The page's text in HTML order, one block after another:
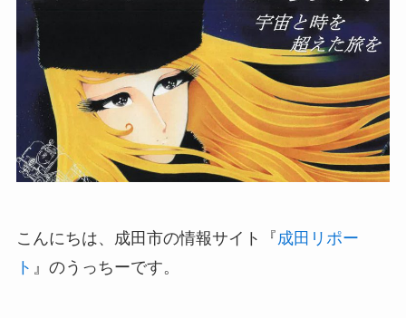
こんにちは、成田市の情報サイト『 成田リポー
ト 』のうっちーです。